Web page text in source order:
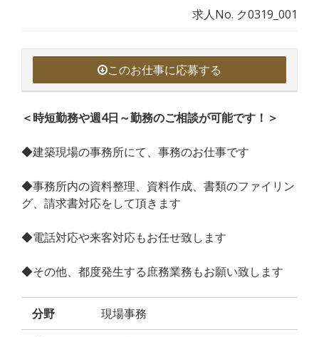
求人No. ク0319_001
このお仕事に応募する
＜時短勤務や週4日～勤務のご相談が可能です！＞
◆建築現場の事務所にて、事務のお仕事です
◆事務所内の資料整理、資料作成、書類のファイリン
グ、請求書対応をして頂きます
◆電話対応や来客対応もお任せ致します
◆その他、都度発生する庶務業務もお願い致します
分野 現場事務